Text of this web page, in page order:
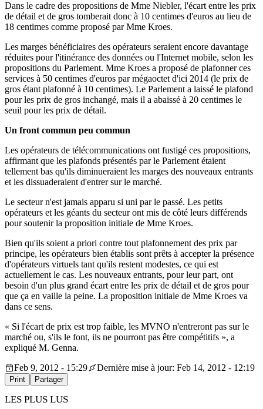
Dans le cadre des propositions de Mme Niebler, l'écart entre les prix
de détail et de gros tomberait donc à 10 centimes d'euros au lieu de
18 centimes comme proposé par Mme Kroes.
Les marges bénéficiaires des opérateurs seraient encore davantage
réduites pour l'itinérance des données ou l'Internet mobile, selon les
propositions du Parlement. Mme Kroes a proposé de plafonner ces
services à 50 centimes d'euros par mégaoctet d'ici 2014 (le prix de
gros étant plafonné à 10 centimes). Le Parlement a laissé le plafond
pour les prix de gros inchangé, mais il a abaissé à 20 centimes le
seuil pour les prix de détail.
Un front commun peu commun
Les opérateurs de télécommunications ont fustigé ces propositions,
affirmant que les plafonds présentés par le Parlement étaient
tellement bas qu'ils diminueraient les marges des nouveaux entrants
et les dissuaderaient d'entrer sur le marché.
Le secteur n'est jamais apparu si uni par le passé. Les petits
opérateurs et les géants du secteur ont mis de côté leurs différends
pour soutenir la proposition initiale de Mme Kroes.
Bien qu'ils soient a priori contre tout plafonnement des prix par
principe, les opérateurs bien établis sont prêts à accepter la présence
d'opérateurs virtuels tant qu'ils restent modestes, ce qui est
actuellement le cas. Les nouveaux entrants, pour leur part, ont
besoin d'un plus grand écart entre les prix de détail et de gros pour
que ça en vaille la peine. La proposition initiale de Mme Kroes va
dans ce sens.
« Si l'écart de prix est trop faible, les MVNO n'entreront pas sur le
marché ou, s'ils le font, ils ne pourront pas être compétitifs », a
expliqué M. Genna.
Feb 9, 2012 - 15:29
Dernière mise à jour: Feb 14, 2012 - 12:19
Print Partager
LES PLUS LUS